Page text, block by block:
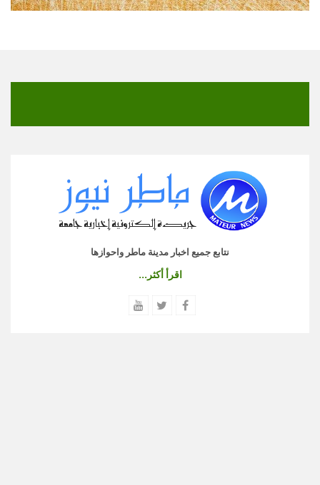
نتابع جميع اخبار مدينة ماطر واحوازها
اقرأ أكثر...